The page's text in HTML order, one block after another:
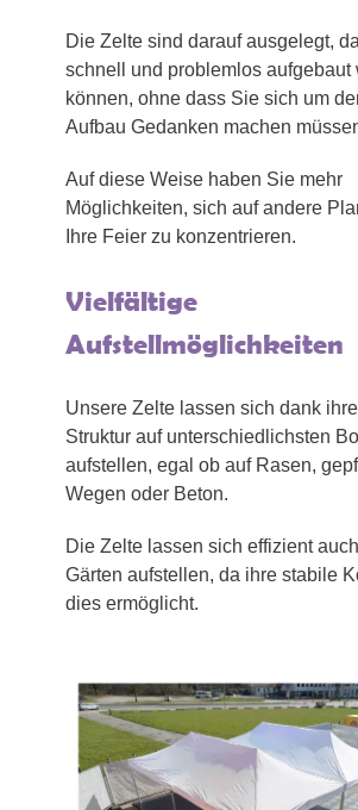
Die Zelte sind darauf ausgelegt,
schnell und problemlos aufgebaut
können, ohne dass Sie sich um
Aufbau Gedanken machen
Auf diese Weise haben Sie mehr
Möglichkeiten, sich auf andere
Ihre Feier zu konzentrieren.
Vielfältige
Aufstellmöglichkeiten
Unsere Zelte lassen sich dank
Struktur auf unterschiedlichsten
aufstellen, egal ob auf Rasen,
Wegen oder Beton.
Die Zelte lassen sich effizient
Gärten aufstellen, da ihre stabile
dies ermöglicht.